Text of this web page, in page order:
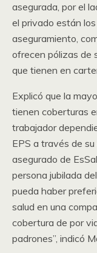
asegurada, por el
el privado están
aseguramiento,
ofrecen pólizas de
que tienen en
Explicó que la
tienen coberturas
trabajador
EPS a través de
asegurado de
persona jubilada
pueda haber
salud en una
cobertura de por
padrones”, indicó